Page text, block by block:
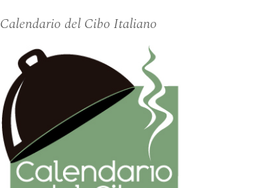
Calendario del Cibo Italiano